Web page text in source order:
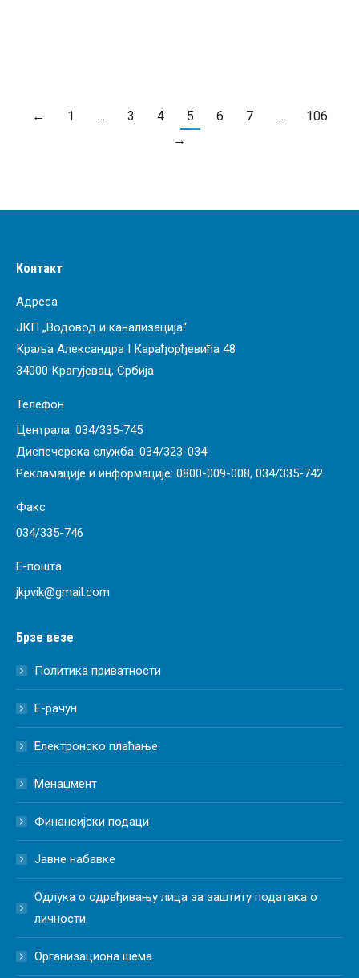
← 1 … 3 4 5 6 7 …
106
→
Контакт
Адреса
ЈКП „Водовод и канализација“
Краља Александра I Карађорђевића 48
34000 Крагујевац, Србија
Телефон
Централа: 034/335-745
Диспечерска служба: 034/323-034
Рекламације и информације: 0800-009-008, 034/335-742
Факс
034/335-746
Е-пошта
jkpvik@gmail.com
Брзе везе
Политика приватности
Е-рачун
Електронско плаћање
Менаџмент
Финансијски подаци
Јавне набавке
Одлука о одређивању лица за заштиту података о
личности
Организациона шема